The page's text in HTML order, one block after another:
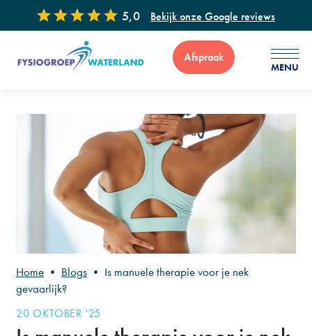
5,0 Bekijk onze Google reviews
Afspraak
MENU
Voor vragen of advies zijn wij 7 dagen per week bereikbaar via
: 0299 - 65 34 99
Home • Blogs • Is manuele therapie voor je nek
gevaarlijk?
20 OKTOBER '25